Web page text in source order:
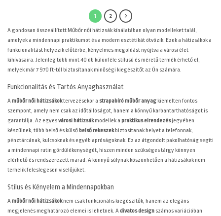
1 2
A gondosan összeállított Műbőr női hátizsák kínálatában olyan modelleket talál,
amelyek a mindennapi praktikumot és a modern esztétikát ötvözik. Ezek a hátizsákok a
funkcionalitást helyezik előtérbe, kényelmes megoldást nyújtva a városi élet
kihívásaira. Jelenleg több mint 40 db különféle stílusú és méretű termék érhető el,
melyek már 7 970 ft-tól biztosítanak minőségi kiegészítőt az Ön számára.
Funkcionalitás és Tartós Anyaghasználat
A műbőr női hátizsákoktervezésekor a strapabíró műbőr anyag kiemelten fontos
szempont, amely nem csak az időtállóságot, hanem a könnyű karbantarthatóságot is
garantálja. Az egyesvárosi hátizsákmodellek a praktikus elrendezésjegyében
készülnek, több belső és külső belső rekeszekbiztosítanak helyet a telefonnak,
pénztárcának, kulcsoknak és egyéb apróságoknak. Ez az átgondolt pakolhatóság segíti
a mindennapi rutin gördülékenységét, hiszen minden szükséges tárgy könnyen
elérhető és rendszerezett marad. A könnyű súlynak köszönhetően a hátizsákok nem
terhelik feleslegesen viselőjüket.
Stílus és Kényelem a Mindennapokban
A műbőr női hátizsákoknem csak funkcionális kiegészítők, hanem az elegáns
megjelenés meghatározó elemei is lehetnek. A divatos design számos variációban